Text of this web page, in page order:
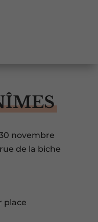
novembre
de la biche
place